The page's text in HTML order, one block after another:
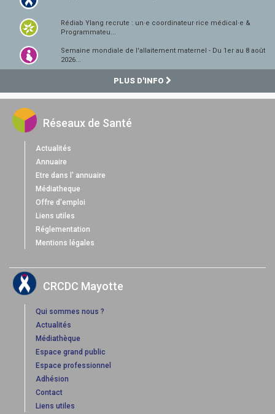
Rédiab Ylang recrute : un·e coordinateur·rice médical·e &
Programmateu...
Semaine mondiale de l'allaitement maternel - Du 1er au 8 août
2026...
PLUS D'INFO
Réseaux de Santé
Actualités
Annuaire
Etre dans l' annuaire
Médiatheque
Offre d'emploi
Liens utiles
Réglementation
Mentions légales
CRCDC Mayotte
Qui sommes nous ?
Actualités
Médiathèque
Espace grand public
Espace professionnel
Adhésion
Contact
Liens utiles